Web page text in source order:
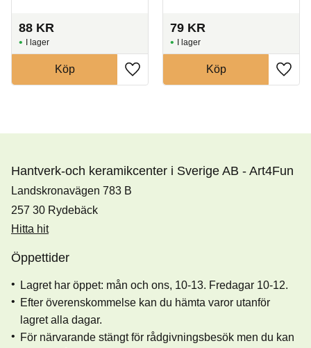
88 KR
I lager
Köp
79 KR
I lager
Köp
Hantverk-och keramikcenter i Sverige AB - Art4Fun
Landskronavägen 783 B
257 30 Rydebäck
Hitta hit
Öppettider
Lagret har öppet: mån och ons, 10-13. Fredagar 10-12.
Efter överenskommelse kan du hämta varor utanför
lagret alla dagar.
För närvarande stängt för rådgivningsbesök men du kan